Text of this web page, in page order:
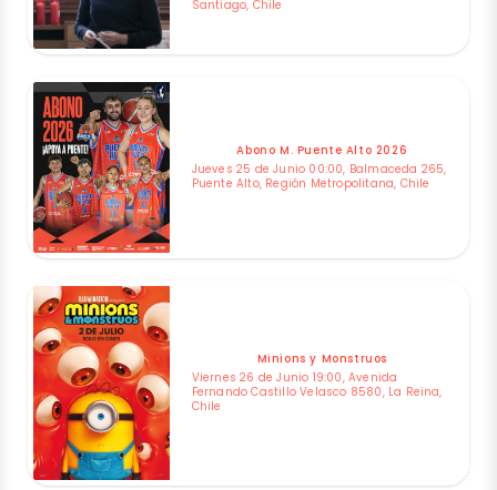
Santiago, Chile
Abono M. Puente Alto 2026
Jueves 25 de Junio 00:00, Balmaceda 265,
Puente Alto, Región Metropolitana, Chile
Minions y Monstruos
Viernes 26 de Junio 19:00, Avenida
Fernando Castillo Velasco 8580, La Reina,
Chile